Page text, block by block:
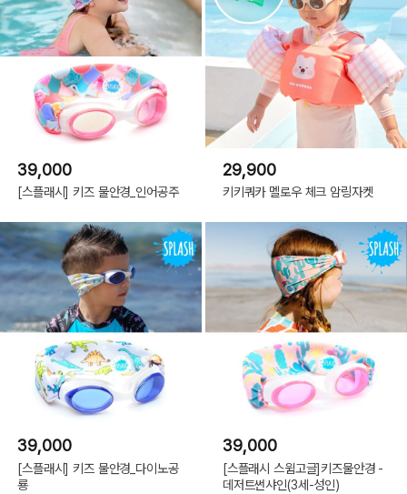
39,000
[스플래시] 키즈 물안경_인어공주
29,900
키키쿼카 멜로우 체크 암링자켓
39,000
[스플래시] 키즈 물안경_다이노공
룡
39,000
[스플래시 스윔고글]키즈물안경 -
데저트썬샤인(3세-성인)